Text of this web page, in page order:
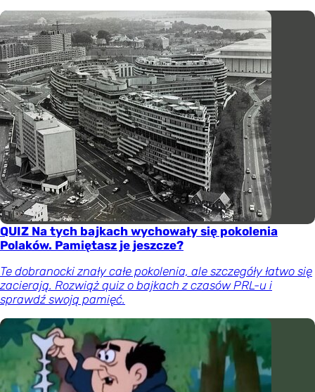
QUIZ Na tych bajkach wychowały się pokolenia
Polaków. Pamiętasz je jeszcze?
Te dobranocki znały całe pokolenia, ale szczegóły łatwo się
zacierają. Rozwiąż quiz o bajkach z czasów PRL-u i
sprawdź swoją pamięć.